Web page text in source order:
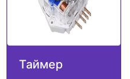
Таймер